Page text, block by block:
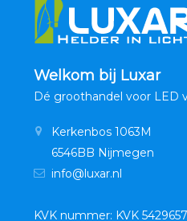
Welkom bij Luxar
Dé groothandel voor LED
Kerkenbos 1063M
6546BB Nijmegen
info@luxar.nl
KVK nummer: KVK